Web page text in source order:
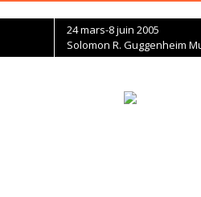
24 mars-8 juin 2005
Solomon R. Guggenheim